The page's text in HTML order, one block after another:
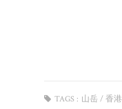
TAGS : 山岳 / 香港